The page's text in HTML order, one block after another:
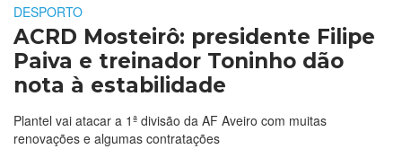
DESPORTO
ACRD Mosteirô: presidente Filipe
Paiva e treinador Toninho dão
nota à estabilidade
Plantel vai atacar a 1ª divisão da AF Aveiro com muitas
renovações e algumas contratações